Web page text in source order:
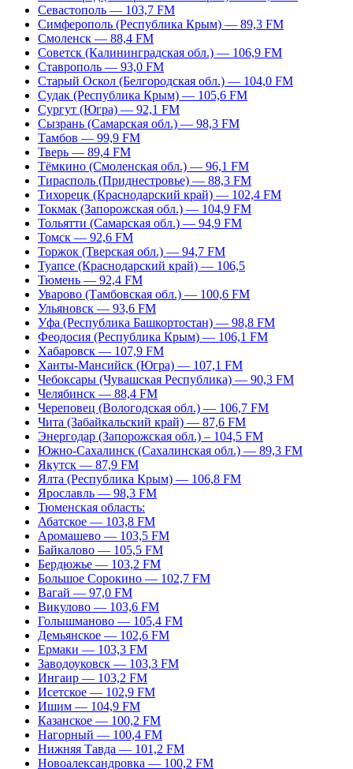
Севастополь — 103,7 FM
Симферополь (Республика Крым) — 89,3 FM
Смоленск — 88,4 FM
Советск (Калининградская обл.) — 106,9 FM
Ставрополь — 93,0 FM
Старый Оскол (Белгородская обл.) — 104,0 FM
Судак (Республика Крым) — 105,6 FM
Сургут (Югра) — 92,1 FM
Сызрань (Самарская обл.) — 98,3 FM
Тамбов — 99,9 FM
Тверь — 89,4 FM
Тёмкино (Смоленская обл.) — 96,1 FM
Тирасполь (Приднестровье) — 88,3 FM
Тихорецк (Краснодарский край) — 102,4 FM
Токмак (Запорожская обл.) — 104,9 FM
Тольятти (Самарская обл.) — 94,9 FM
Томск — 92,6 FM
Торжок (Тверская обл.) — 94,7 FM
Туапсе (Краснодарский край) — 106,5
Тюмень — 92,4 FM
Уварово (Тамбовская обл.) — 100,6 FM
Ульяновск — 93,6 FM
Уфа (Республика Башкортостан) — 98,8 FM
Феодосия (Республика Крым) — 106,1 FM
Хабаровск — 107,9 FM
Ханты-Мансийск (Югра) — 107,1 FM
Чебоксары (Чувашская Республика) — 90,3 FM
Челябинск — 88,4 FM
Череповец (Вологодская обл.) — 106,7 FM
Чита (Забайкальский край) — 87,6 FM
Энергодар (Запорожская обл.) – 104,5 FM
Южно-Сахалинск (Сахалинская обл.) — 89,3 FM
Якутск — 87,9 FM
Ялта (Республика Крым) — 106,8 FM
Ярославль — 98,3 FM
Тюменская область:
Абатское — 103,8 FM
Аромашево — 103,5 FM
Байкалово — 105,5 FM
Бердюжье — 103,2 FM
Большое Сорокино — 102,7 FM
Вагай — 97,0 FM
Викулово — 103,6 FM
Голышманово — 105,4 FM
Демьянское — 102,6 FM
Ермаки — 103,3 FM
Заводоуковск — 103,3 FM
Ингаир — 103,2 FM
Исетское — 102,9 FM
Ишим — 104,9 FM
Казанское — 100,2 FM
Нагорный — 100,4 FM
Нижняя Тавда — 101,2 FM
Новоалександровка — 100,2 FM